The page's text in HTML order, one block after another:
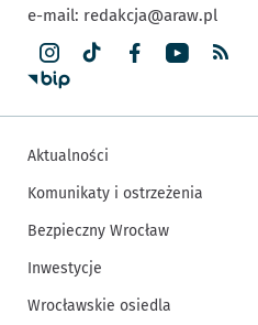
e-mail: redakcja@araw.pl
Aktualności
Komunikaty i ostrzeżenia
Bezpieczny Wrocław
Inwestycje
Wrocławskie osiedla